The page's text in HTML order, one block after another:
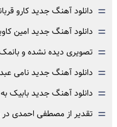
= دانلود آهنگ جدید کارو
= دانلود آهنگ جدید امین
= تصویری دیده نشده و
= دانلود آهنگ جدید نامی
= دانلود آهنگ جدید بابیک به
= تقدیر از مصطفی احمدی در